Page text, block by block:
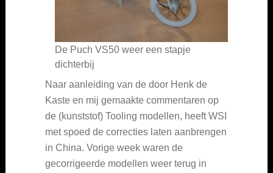
De Puch VS50 weer een stapje
dichterbij
Naar aanleiding van de door Henk de
Kaste en mij gemaakte commentaren op
de (kunststof) Tooling modellen, heeft WSI
met spoed de correcties laten aanbrengen
in China. Vorige week waren de
gecorrigeerde modellen weer terug in